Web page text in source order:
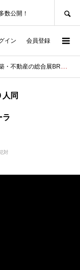
数公開！
イン 会員登録
動産の総合展BREX 東京
人同
ラ
対